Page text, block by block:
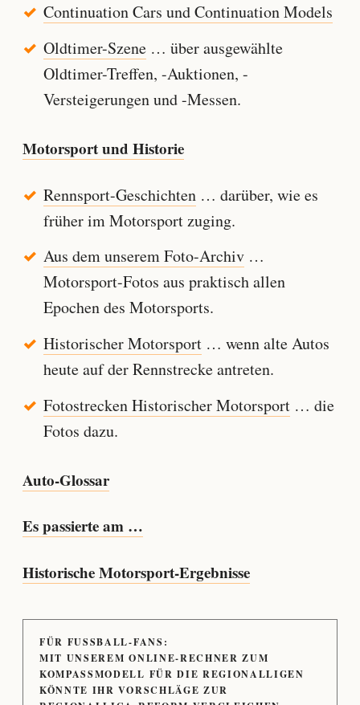
Continuation Cars und Continuation Models
Oldtimer-Szene… über ausgewählte
Oldtimer-Treffen, -Auktionen, -
Versteigerungen und -Messen.
Motorsport und Historie
Rennsport-Geschichten… darüber, wie es
früher im Motorsport zuging.
Aus dem unserem Foto-Archiv…
Motorsport-Fotos aus praktisch allen
Epochen des Motorsports.
Historischer Motorsport… wenn alte Autos
heute auf der Rennstrecke antreten.
Fotostrecken Historischer Motorsport… die
Fotos dazu.
Auto-Glossar
Es passierte am …
Historische Motorsport-Ergebnisse
FÜR FUSSBALL-FANS:
MIT UNSEREM ONLINE-RECHNER ZUM
KOMPASSMODELL FÜR DIE REGIONALLIGEN
KÖNNTE IHR VORSCHLÄGE ZUR